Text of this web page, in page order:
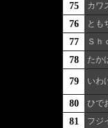
75 カワ
76 とも
77 Ｓｈ
78 たか
79 いわ
80 ひで
81 フジ